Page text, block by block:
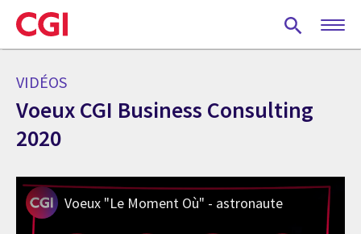
Skip
to
main
VIDÉOS
Voeux CGI Business Consulting
2020
Voeux "Le Moment Où" - astronaute